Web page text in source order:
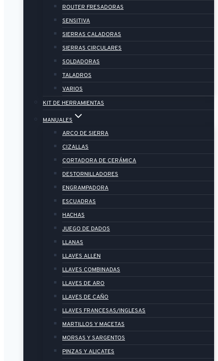
ROUTER FRESADORAS
SENSITIVA
SIERRAS CALADORAS
SIERRAS CIRCULARES
SOLDADORAS
TALADROS
VARIOS
KIT DE HERRAMIENTAS
MANUALES
ARCO DE SIERRA
CIZALLAS
CORTADORA DE CERÁMICA
DESTORNILLADORES
ENGRAMPADORA
ESCUADRAS
HACHAS
JUEGO DE DADOS
LLANAS
LLAVES ALLEN
LLAVES COMBINADAS
LLAVES DE ARO
LLAVES DE CAÑO
LLAVES FRANCESAS/INGLESAS
MARTILLOS Y MACETAS
MORSAS Y SARGENTOS
PINZAS Y ALICATES